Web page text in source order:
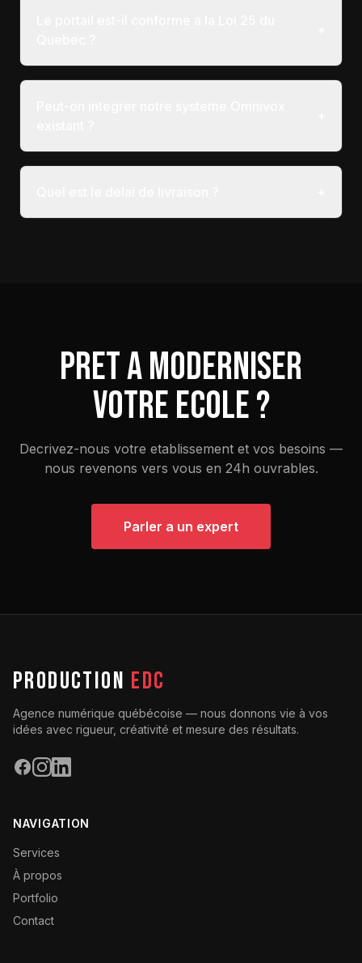
Pret a moderniser
votre ecole ?
Decrivez-nous votre etablissement et vos besoins —
nous revenons vers vous en 24h ouvrables.
Parler a un expert
PRODUCTION EDC
Agence numérique québécoise — nous donnons vie à vos
idées avec rigueur, créativité et mesure des résultats.
NAVIGATION
Services
À propos
Portfolio
Contact